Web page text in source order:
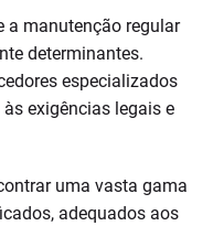
a manutenção regular
determinantes.
especializados
exigências legais e
uma vasta gama
adequados aos